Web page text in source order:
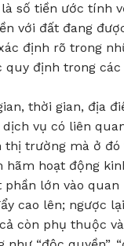
số tiền ước tính
với đất đang
định rõ trong
định trong
thời gian, địa
vụ có liên
trường mà ở
hoạt động
lớn vào
cao lên; ngược
còn phụ thuộc